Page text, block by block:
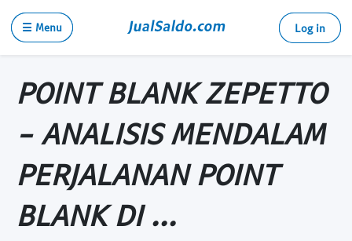
☰ Menu Log in
POINT BLANK ZEPETTO
- ANALISIS MENDALAM
PERJALANAN POINT
BLANK DI ...